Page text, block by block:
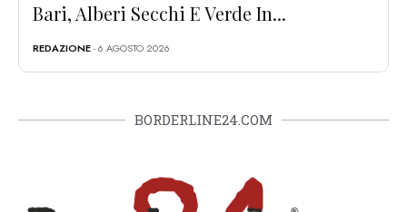
Bari, Alberi Secchi E Verde In...
REDAZIONE- 6 AGOSTO 2026
BORDERLINE24.COM